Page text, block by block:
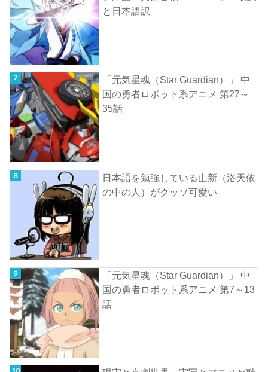
と日本語訳
「元気星魂（Star Guardian）」 中
国の勇者ロボット系アニメ 第27～
35話
日本語を勉強している山新（洛天依
の中の人）がクッソ可愛い
「元気星魂（Star Guardian）」 中
国の勇者ロボット系アニメ 第7～13
話